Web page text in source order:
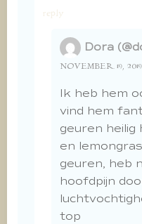
reply
Dora
NOVEMBER 19,
Ik heb hem
vind hem
geuren
en
geuren, heb
hoofdpijn
top